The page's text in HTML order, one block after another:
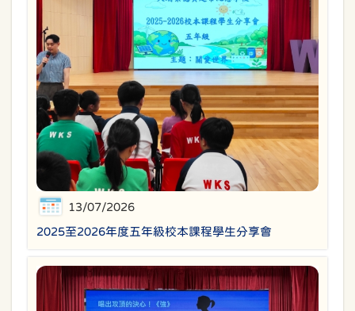
13/07/2026
2025至2026年度五年級校本課程學生分享會